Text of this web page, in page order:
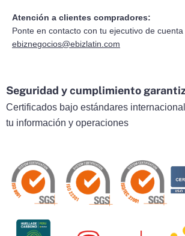
Atención a clientes compradores:
Ponte en contacto con tu ejecutivo de
ebiznegocios@ebizlatin.com
Seguridad y cumplimiento
Certificados bajo estándares
tu información y operaciones